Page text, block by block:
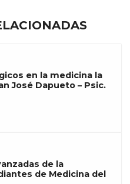
en la medicina la
José Dapueto – Psic.
de la
de Medicina del